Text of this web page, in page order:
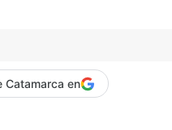
Catamarca en